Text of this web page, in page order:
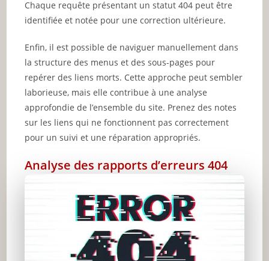
Chaque requête présentant un statut 404 peut être
identifiée et notée pour une correction ultérieure.
Enfin, il est possible de naviguer manuellement dans
la structure des menus et des sous-pages pour
repérer des liens morts. Cette approche peut sembler
laborieuse, mais elle contribue à une analyse
approfondie de l’ensemble du site. Prenez des notes
sur les liens qui ne fonctionnent pas correctement
pour un suivi et une réparation appropriés.
Analyse des rapports d’erreurs 404